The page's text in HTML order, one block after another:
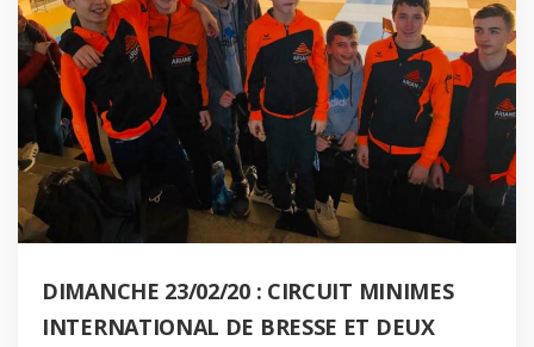
DIMANCHE 23/02/20 : CIRCUIT MINIMES
INTERNATIONAL DE BRESSE ET DEUX